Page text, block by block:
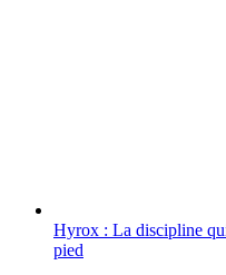
Hyrox : La discipline
pied